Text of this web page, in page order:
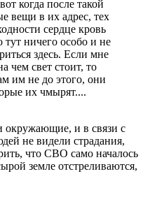
когда после такой
вещи в их адрес, тех
сердце кровь
ничего особо и не
здесь. Если мне
чем свет стоит, то
им не до этого, они
их чмырят....
окружающие, и в связи с
не видели страдания,
что СВО само началось
земле отстреливаются,